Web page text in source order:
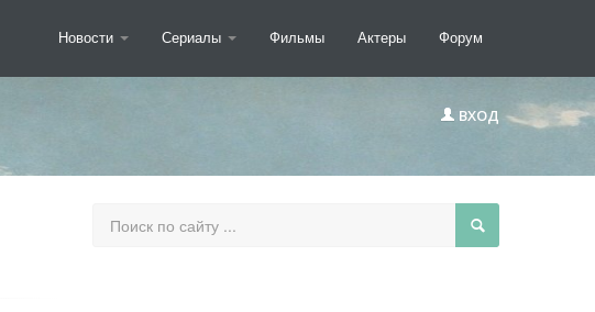
Новости Сериалы Фильмы Актеры Форум
ВХОД